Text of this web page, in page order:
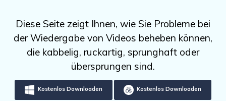
Kostenlos Testen
Recoverit kostenlos
Verlorene/gel?schte Daten kostenlos
Datenverlust-Szenarien
ALLE FUNKTIONEN ENTDECKEN
Aktuelles Thema
search
Diese Seite zeigt Ihnen, wie Sie Probleme bei
der Wiedergabe von Videos beheben können,
die kabbelig, ruckartig, sprunghaft oder
übersprungen sind.
Kostenlos Downloaden Kostenlos Downloaden